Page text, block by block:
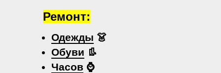
Одежды 👗
Обуви 👢
Часов ⌚
Ремонт: